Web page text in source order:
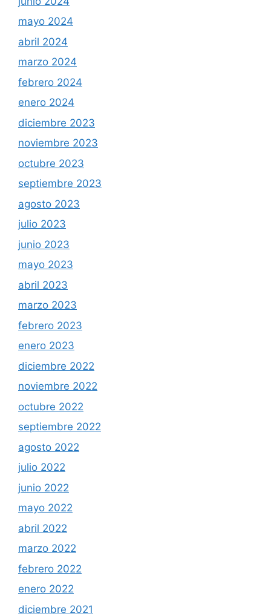
mayo 2024
abril 2024
marzo 2024
febrero 2024
enero 2024
diciembre 2023
noviembre 2023
octubre 2023
septiembre 2023
agosto 2023
julio 2023
junio 2023
mayo 2023
abril 2023
marzo 2023
febrero 2023
enero 2023
diciembre 2022
noviembre 2022
octubre 2022
septiembre 2022
agosto 2022
julio 2022
junio 2022
mayo 2022
abril 2022
marzo 2022
febrero 2022
enero 2022
diciembre 2021